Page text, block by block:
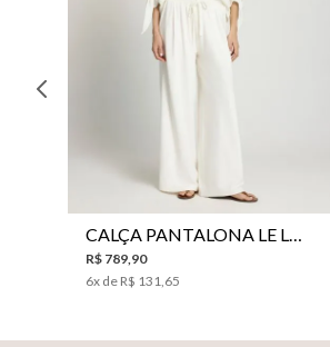
CALÇA PANTALONA LE LIS HORI FEMININA
R$ 789,90
6x de R$ 131,65